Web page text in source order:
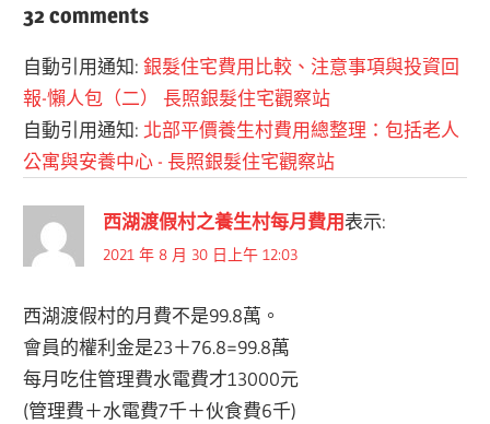
覽
32 comments
自動引用通知:銀髮住宅費用比較、注意事項與投資回
報-懶人包（二） 長照銀髮住宅觀察站
自動引用通知: 北部平價養生村費用總整理：包括老人
公寓與安養中心 - 長照銀髮住宅觀察站
西湖渡假村之養生村每月費用表示:
2021 年 8 月 30 日上午 12:03
西湖渡假村的月費不是99.8萬。
會員的權利金是23＋76.8=99.8萬
每月吃住管理費水電費才13000元
(管理費＋水電費7千＋伙食費6千)